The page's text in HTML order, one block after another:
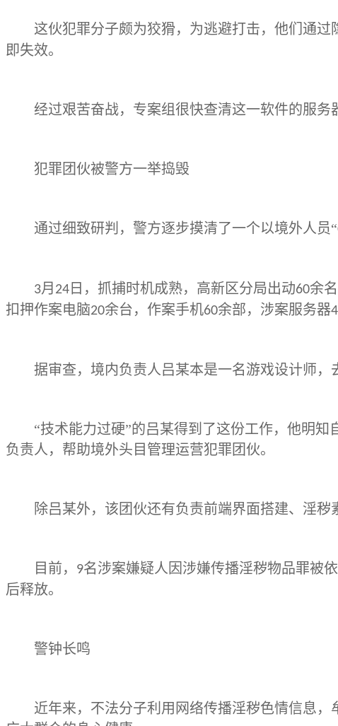
这伙犯罪分子颇为狡猾，为逃避打击，他们通
即失效。
经过艰苦奋战，专案组很快查清这一软件的服务
犯罪团伙被警方一举捣毁
通过细致研判，警方逐步摸清了一个以境外人员“
3月 24 日，抓捕时机成熟，高新区分局出动60余
扣押作案电脑20余台，作案手机60余部，涉案服务器
据审查，境内负责人吕某本是一名游戏设计师，
“技术能力过硬”的吕某得到了这份工作，他明
负责人，帮助境外头目管理运营犯罪团伙。
除吕某外，该团伙还有负责前端界面搭建、淫
目前， 9名涉案嫌疑人因涉嫌传播淫秽物品罪被
后释放。
警钟长鸣
近年来，不法分子利用网络传播淫秽色情信息